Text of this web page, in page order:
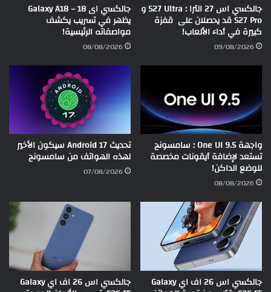
جالكسي اس 27 الترا : S27 Ultra و
S27 Pro قد يحصلان على قفزة
كبيرة في أداء الألعاب!
09/08/2026
جالكسي اى 18 – Galaxy A18
يظهر في تسريب يكشف
مواصفاته الرئيسية!
08/08/2026
واجهة One UI 9.5 : سامسونج
تستعد لإضافة أيقونات مخصصة
للوضع الداكن!
08/08/2026
تحديث Android 17 سيكون الأخير
لهذه الهواتف من سامسونج
07/08/2026
جالكسي اس 26 اف اي Galaxy جالكسي اس 26 اف اي Galaxy